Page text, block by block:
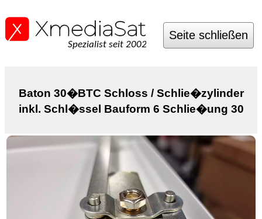
Spezialist seit 2002
Seite schließen
Baton 30�BTC Schloss / Schlie�zylinder
inkl. Schl�ssel Bauform 6 Schlie�ung 30